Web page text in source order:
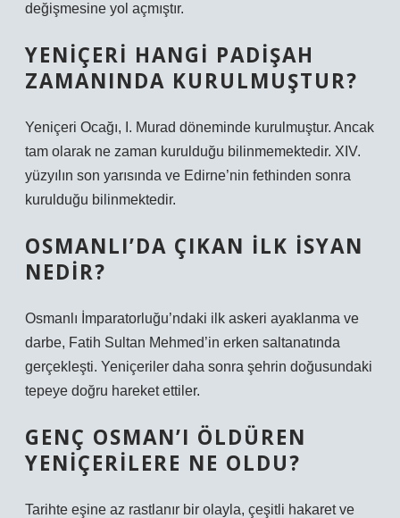
değişmesine yol açmıştır.
YENIÇERI HANGI PADIŞAH
ZAMANINDA KURULMUŞTUR?
Yeniçeri Ocağı, I. Murad döneminde kurulmuştur. Ancak
tam olarak ne zaman kurulduğu bilinmemektedir. XIV.
yüzyılın son yarısında ve Edirne’nin fethinden sonra
kurulduğu bilinmektedir.
OSMANLI’DA ÇIKAN ILK ISYAN
NEDIR?
Osmanlı İmparatorluğu’ndaki ilk askeri ayaklanma ve
darbe, Fatih Sultan Mehmed’in erken saltanatında
gerçekleşti. Yeniçeriler daha sonra şehrin doğusundaki
tepeye doğru hareket ettiler.
GENÇ OSMAN’I ÖLDÜREN
YENIÇERILERE NE OLDU?
Tarihte eşine az rastlanır bir olayla, çeşitli hakaret ve